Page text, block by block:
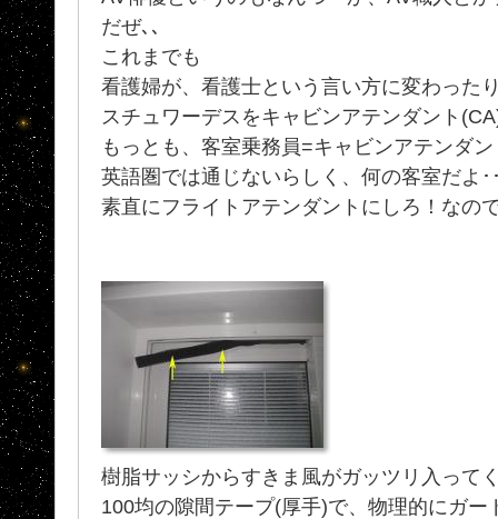
だぜ､､
これまでも
看護婦が、看護士という言い方に変わった
スチュワーデスをキャビンアテンダント
もっとも、客室乗務員=キャビンアテンダ
英語圏では通じないらしく、何の客室だよ
素直にフライトアテンダントにしろ！なの
樹脂サッシからすきま風がガッツリ入って
100均の隙間テープ(厚手)で、物理的にガー